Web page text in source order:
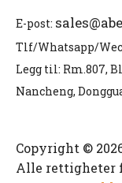
E-post:
Tlf/Whatsapp/
Legg til: Rm.807,
Nancheng,
Copyright ©
Alle rettigheter